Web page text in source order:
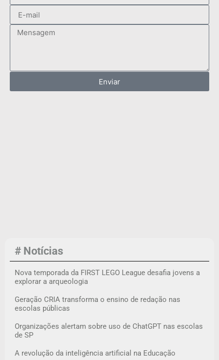
Enviar
# Notícias
Nova temporada da FIRST LEGO League desafia jovens a
explorar a arqueologia
Geração CRIA transforma o ensino de redação nas
escolas públicas
Organizações alertam sobre uso de ChatGPT nas escolas
de SP
A revolução da inteligência artificial na Educação